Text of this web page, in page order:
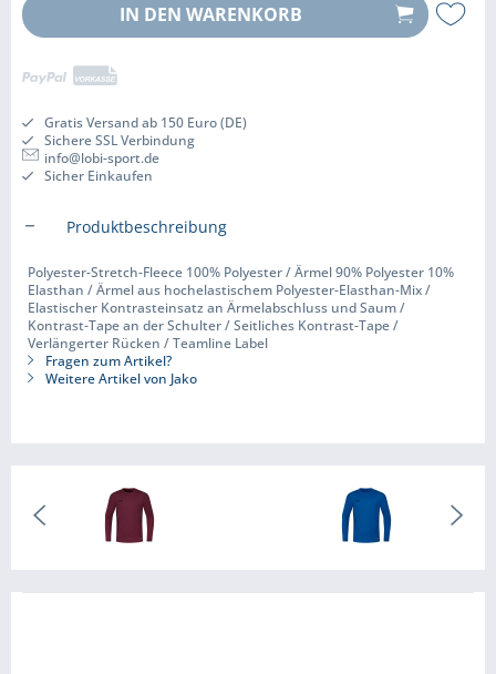
IN DEN WARENKORB
Gratis Versand ab 150 Euro (DE)
Sichere SSL Verbindung
info@lobi-sport.de
Sicher Einkaufen
Produktbeschreibung
Polyester-Stretch-Fleece 100% Polyester / Ärmel 90% Polyester 10%
Elasthan / Ärmel aus hochelastischem Polyester-Elasthan-Mix /
Elastischer Kontrasteinsatz an Ärmelabschluss und Saum /
Kontrast-Tape an der Schulter / Seitliches Kontrast-Tape /
Verlängerter Rücken / Teamline Label
Fragen zum Artikel?
Weitere Artikel von Jako